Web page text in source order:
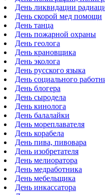
День ликвидации
День скорой мед помощи
День танца
День пожарной охраны
День геолога
День крановщика
День эколога
День русского языка
День социального
День блогера
День сыродела
День кинолога
День балалайки
День мореплавателя
День корабела
День пива, пивовара
День изобретателя
День мелиоратора
День медработника
День мебельщика
День инкассатора